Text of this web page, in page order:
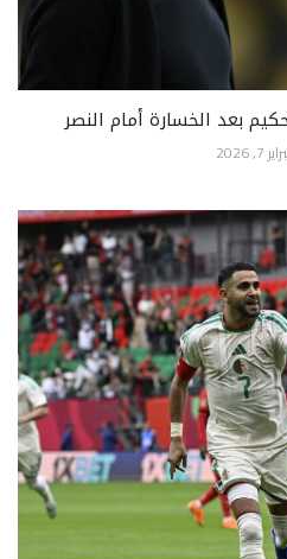
بعد الخسارة أمام النصر
7, 2026